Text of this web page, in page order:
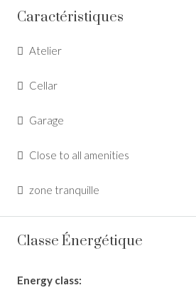
Caractéristiques
Atelier
Cellar
Garage
Close to all amenities
zone tranquille
Classe Énergétique
Energy class: